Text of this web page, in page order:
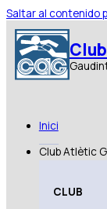
Saltar al contenido
Inici
Club Atlètic
CLUB